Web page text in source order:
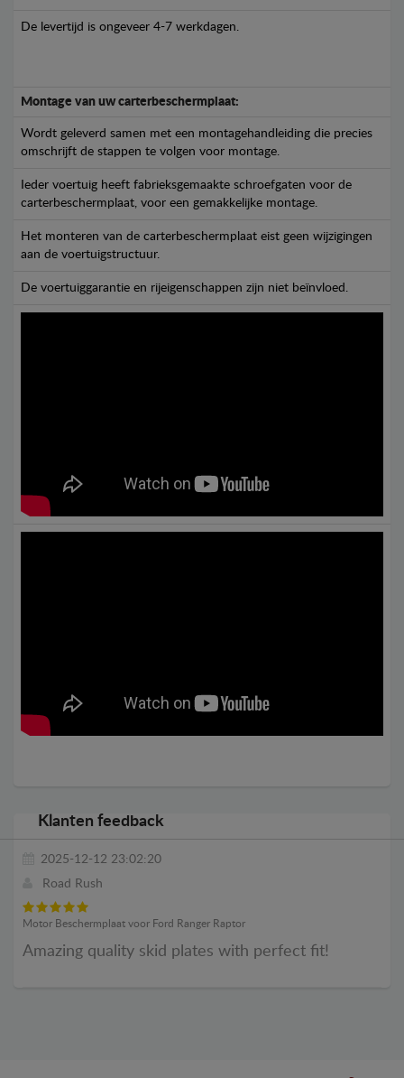
De levertijd is ongeveer 4-7 werkdagen.
Montage van uw carterbeschermplaat:
Wordt geleverd samen met een montagehandleiding die precies
omschrijft de stappen te volgen voor montage.
Ieder voertuig heeft fabrieksgemaakte schroefgaten voor de
carterbeschermplaat, voor een gemakkelijke montage.
Het monteren van de carterbeschermplaat eist geen wijzigingen
aan de voertuigstructuur.
De voertuiggarantie en rijeigenschappen zijn niet beïnvloed.
Klanten feedback
2025-12-12 23:02:20
Road Rush
Motor Beschermplaat voor Ford Ranger Raptor
Amazing quality skid plates with perfect fit!